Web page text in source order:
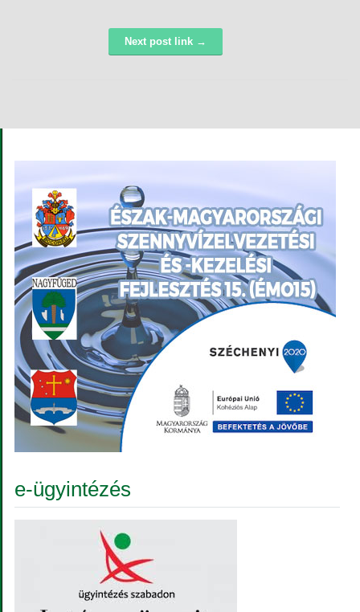
Navigáció Next post link →
e-ügyintézés